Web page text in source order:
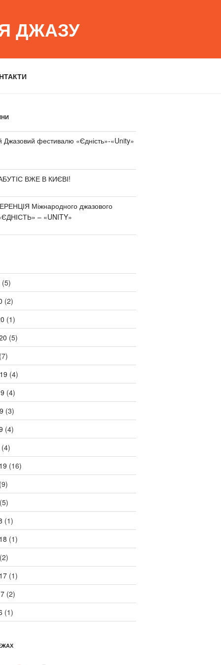
ДЖАЗУ
Джазовий фестивалю «Єдність»-«Unity»
ВЖЕ В КИЄВІ!
Міжнародного джазового
– «UNITY»
(5)
(2)
(1)
(5)
(7)
(4)
(4)
(3)
(4)
(4)
(16)
(9)
(5)
(1)
(1)
(2)
(1)
(2)
(1)